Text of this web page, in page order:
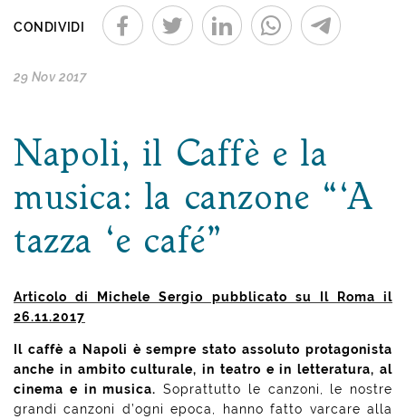
CONDIVIDI
29 Nov 2017
Napoli, il Caffè e la
musica: la canzone “‘A
tazza ‘e café”
Articolo di Michele Sergio pubblicato su Il Roma il
26.11.2017
Il caffè a Napoli è sempre stato assoluto protagonista
anche in ambito culturale, in teatro e in letteratura, al
cinema e in musica. Soprattutto le canzoni, le nostre
grandi canzoni d’ogni epoca, hanno fatto varcare alla